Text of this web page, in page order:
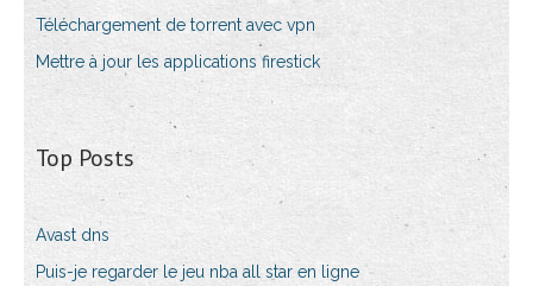
Téléchargement de torrent avec vpn
Mettre à jour les applications firestick
Top Posts
Avast dns
Puis-je regarder le jeu nba all star en ligne